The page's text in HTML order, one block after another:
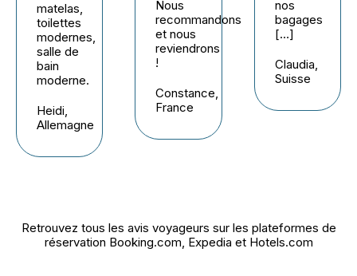
matelas,
toilettes
modernes,
salle de
bain
moderne.
Heidi,
Allemagne
Nous
recommandons
et nous
reviendrons
!
Constance,
France
nos
bagages
[…]
Claudia,
Suisse
Retrouvez tous les avis voyageurs sur les plateformes de
réservation Booking.com, Expedia et Hotels.com